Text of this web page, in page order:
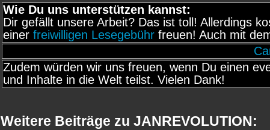
Wie Du uns unterstützen kannst:
Dir gefällt unsere Arbeit? Das ist toll! Allerdings
einer freiwilligen Lesegebührfreuen! Auch mit
Zudem würden wir uns freuen, wenn Du einen
und Inhalte in die Welt teilst. Vielen Dank!
Weitere Beiträge zu JANREVOLUTION: